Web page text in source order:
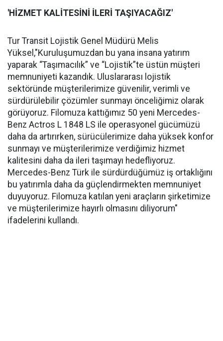
'HİZMET KALİTESİNİ İLERİ TAŞIYACAĞIZ'
Tur Transit Lojistik Genel Müdürü Melis
Yüksel,"Kuruluşumuzdan bu yana insana yatırım
yaparak “Taşımacılık” ve “Lojistik”te üstün müşteri
memnuniyeti kazandık. Uluslararası lojistik
sektöründe müşterilerimize güvenilir, verimli ve
sürdürülebilir çözümler sunmayı önceliğimiz olarak
görüyoruz. Filomuza kattığımız 50 yeni Mercedes-
Benz Actros L 1848 LS ile operasyonel gücümüzü
daha da artırırken, sürücülerimize daha yüksek konfor
sunmayı ve müşterilerimize verdiğimiz hizmet
kalitesini daha da ileri taşımayı hedefliyoruz.
Mercedes-Benz Türk ile sürdürdüğümüz iş ortaklığını
bu yatırımla daha da güçlendirmekten memnuniyet
duyuyoruz. Filomuza katılan yeni araçların şirketimize
ve müşterilerimize hayırlı olmasını diliyorum"
ifadelerini kullandı.